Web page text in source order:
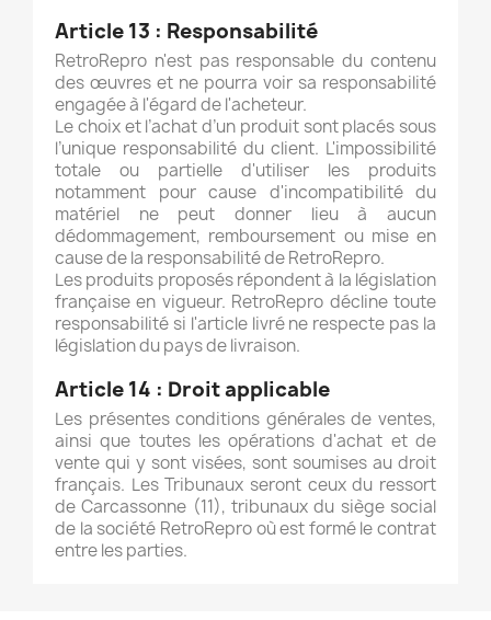
Article 13 : Responsabilité
RetroRepro n'est pas responsable du contenu
des œuvres et ne pourra voir sa responsabilité
engagée à l'égard de l'acheteur.
Le choix et l’achat d’un produit sont placés sous
l’unique responsabilité du client. L'impossibilité
totale ou partielle d'utiliser les produits
notamment pour cause d'incompatibilité du
matériel ne peut donner lieu à aucun
dédommagement, remboursement ou mise en
cause de la responsabilité de RetroRepro.
Les produits proposés répondent à la législation
française en vigueur. RetroRepro décline toute
responsabilité si l'article livré ne respecte pas la
législation du pays de livraison.
Article 14 : Droit applicable
Les présentes conditions générales de ventes,
ainsi que toutes les opérations d'achat et de
vente qui y sont visées, sont soumises au droit
français. Les Tribunaux seront ceux du ressort
de Carcassonne (11), tribunaux du siège social
de la société RetroRepro où est formé le contrat
entre les parties.